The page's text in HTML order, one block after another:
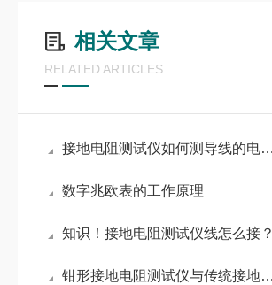
相关文章
RELATED ARTICLES
接地电阻测试仪如何测导线的电阻？
数字兆欧表的工作原理
知识！接地电阻测试仪线怎么接？
钳形接地电阻测试仪与传统接地电阻测试仪的优势比较